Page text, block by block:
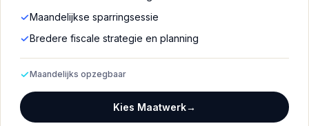
Maandelijkse sparringsessie
Bredere fiscale strategie en planning
Maandelijks opzegbaar
Kies Maatwerk→